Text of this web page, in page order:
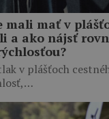
mali mať v
a ako nájsť
v plášťoch